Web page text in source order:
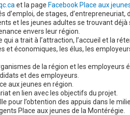
et la page Facebook Place aux
de stages, d’entrepreneuriat,
et les jeunes adultes se trouvant déjà
envers leur région.
a trait à l’attraction, l’accueil et la
et économiques, les élus, les
de la région et les employeurs
et des employeurs.
aux jeunes en région.
en lien avec les objectifs du projet.
pour l’obtention des appuis dans le
Place aux jeunes de la Montérégie.